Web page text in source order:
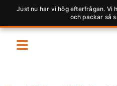
Just nu har vi hög efterfrågan.
och packar så